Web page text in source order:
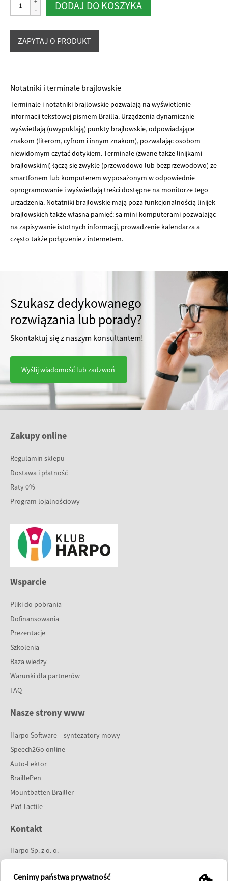
Brailliant
20X
DODAJ DO KOSZYKA
Notatniki i terminale brajlowskie
Terminale i notatniki brajlowskie pozwalają na wyświetlenie
informacji tekstowej pismem Brailla. Urządzenia dynamicznie
wyświetlają (uwypuklają) punkty brajlowskie, odpowiadające
znakom (literom, cyfrom i innym znakom), pozwalając osobom
niewidomym czytać dotykiem. Terminale (zwane także linijkami
brajlowskimi) łączą się zwykle (przewodowo lub bezprzewodowo) ze
smartfonem lub komputerem wyposażonym w odpowiednie
oprogramowanie i wyświetlają treści dostępne na monitorze tego
urządzenia. Notatniki brajlowskie mają poza funkcjonalnością linijek
brajlowskich także własną pamięć: są mini-komputerami pozwalając
na zapisywanie istotnych informacji, prowadzenie kalendarza a
często także połączenie z internetem.
Szukasz dedykowanego
rozwiązania lub porady?
Skontaktuj się z naszym konsultantem!
Wyślij wiadomość lub zadzwoń
Zakupy online
Regulamin sklepu
Dostawa i płatność
Raty 0%
Program lojalnościowy
Wsparcie
Pliki do pobrania
Dofinansowania
Prezentacje
Szkolenia
Baza wiedzy
Warunki dla partnerów
FAQ
Nasze strony www
Harpo Software – syntezatory mowy
Speech2Go online
Auto-Lektor
BraillePen
Mountbatten Brailler
Piaf Tactile
Kontakt
Harpo Sp. z o. o.
61-737 Poznań
Cenimy państwa prywatność